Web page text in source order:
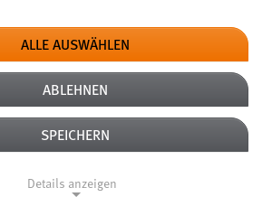
DER WBU PILSEN
10.00 Uhr|
Multifunktionsraum|
ALLE AUSWÄHLEN
ABLEHNEN
SPEICHERN
Details anzeigen